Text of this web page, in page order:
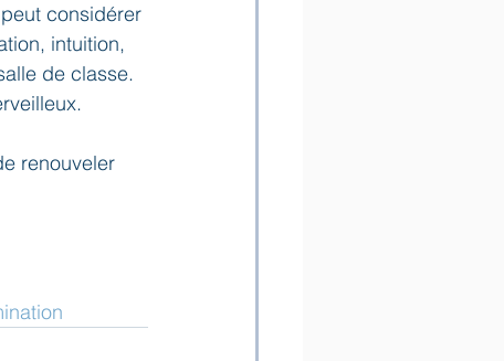
considérer
intuition,
de classe.
renouveler